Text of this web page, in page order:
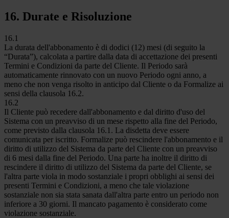
16. Durate e Risoluzione
16.1
La durata dell'abbonamento è di dodici (12) mesi (di seguito la
“Durata”), calcolata a partire dalla data di accettazione dei presenti
Termini e Condizioni da parte del Cliente. Il Periodo sarà
automaticamente rinnovato con un nuovo Periodo ogni anno, a
meno che non venga risolto in anticipo dal Cliente o da Formalize ai
sensi della clausola 16.2.
16.2
Il Cliente può recedere dall'abbonamento e dal diritto d'uso del
Sistema con un preavviso di un mese rispetto alla fine del Periodo,
come previsto dalla clausola 16.1. La disdetta deve essere
comunicata per iscritto. Formalize può rescindere l'abbonamento e il
diritto di utilizzo del Sistema da parte del Cliente con un preavviso
di 6 mesi dalla fine del Periodo. Una parte ha inoltre il diritto di
rescindere il diritto di utilizzo del Sistema da parte del Cliente, se
l'altra parte viola in modo sostanziale i propri obblighi ai sensi dei
presenti Termini e Condizioni, a meno che tale violazione
sostanziale non sia stata sanata dall'altra parte entro un periodo non
inferiore a 30 giorni. Il mancato pagamento è considerato come
violazione sostanziale.